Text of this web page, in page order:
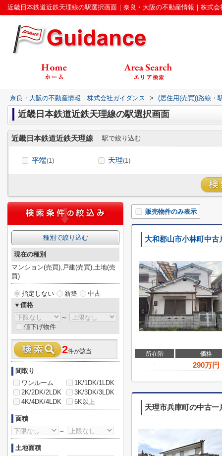
近畿日本鉄道近鉄天理線の駅選択画面｜奈良・大阪の不動産情報｜株式会
奈良・大阪の不動産情報｜株式会社ガイダンス > (居住用(売買))路線・
近畿日本鉄道近鉄天理線の駅選択画面
近畿日本鉄道近鉄天理線 駅で絞り込む
平端(1) 天理(1)
販売物件のみ表示
大和郡山市小林町中古
所在階
価格
-
290万円
天理市兵庫町の中古一
種別で絞り込む
現在の種別
マンション(売買),戸建(売買),土地(売
買)
指定しない 新築
中古
▼価格
～
値下げ物件
2件が該当
間取り
ワンルーム
1K/1DK/1LDK
2K/2DK/2LDK
3K/3DK/3LDK
4K/4DK/4LDK
5K以上
面積
～
土地面積